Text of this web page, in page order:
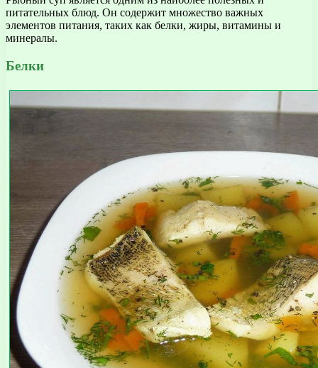
питательных блюд. Он содержит множество важных
элементов питания, таких как белки, жиры, витамины и
минералы.
Белки